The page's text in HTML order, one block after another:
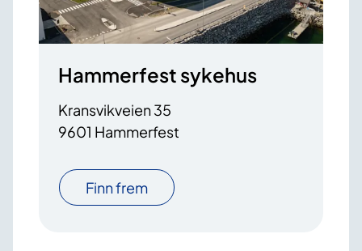
Hammerfest sykehus
Kransvikveien 35
9601 Hammerfest
Finn frem